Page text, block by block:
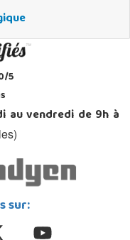
/5
au vendredi de 9h à
sur: